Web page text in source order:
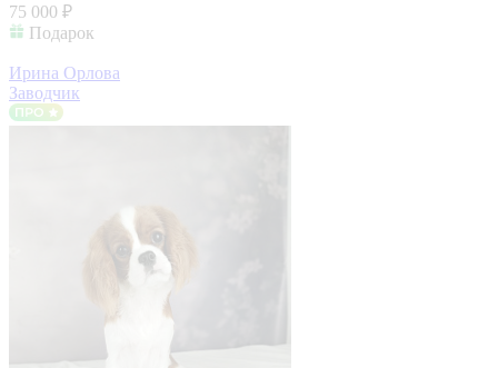
75 000 ₽
Подарок
Ирина Орлова
Заводчик